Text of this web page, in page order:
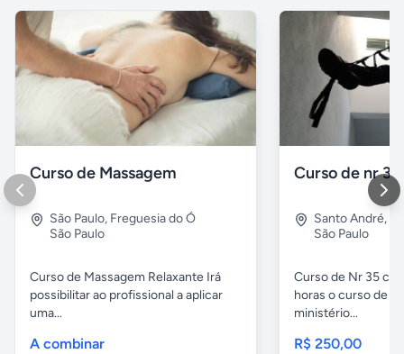
Curso de Massagem
São Paulo, Freguesia do Ó
São Paulo
Curso de Massagem Relaxante Irá
possibilitar ao profissional a aplicar
uma...
A combinar
Curso de nr 35
Santo André,
São Paulo
Curso de Nr 35
horas o curso de
ministério...
R$ 250,00